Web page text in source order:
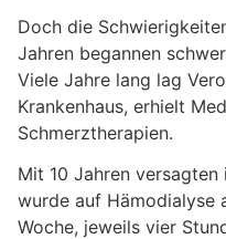
Doch die
Jahren begannen
Viele Jahre lang lag
Krankenhaus, erhielt
Schmerztherapien.
Mit 10 Jahren
wurde auf Hämodialyse
Woche, jeweils vier